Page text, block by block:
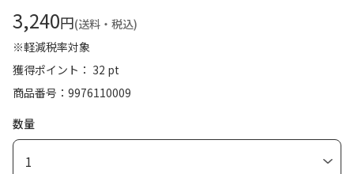
3,240円(送料・税込)
※軽減税率対象
獲得ポイント： 32 pt
商品番号
9976110009
数量
1